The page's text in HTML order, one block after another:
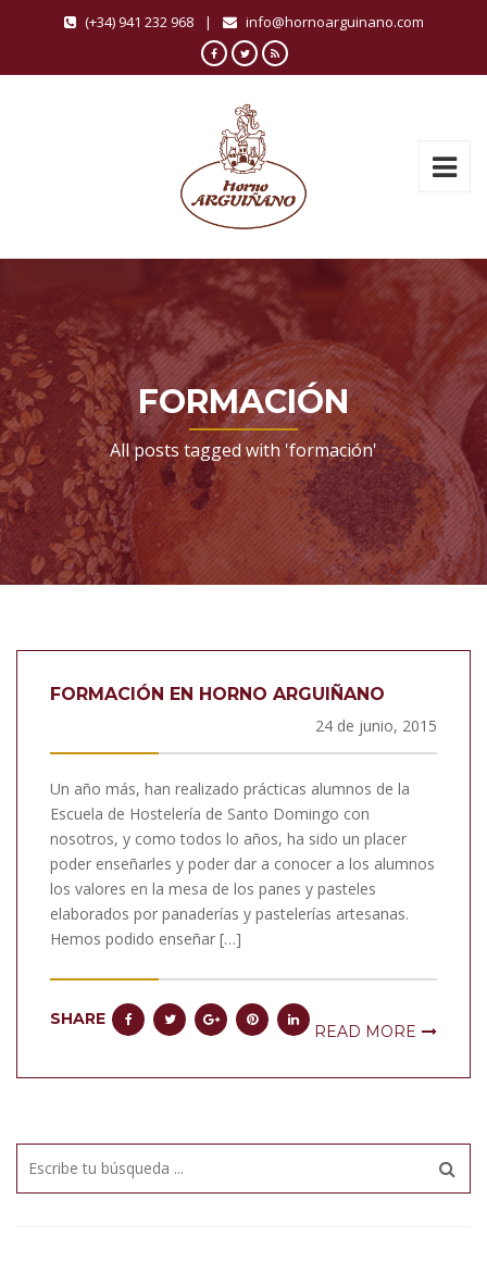
(+34) 941 232 968 | info@hornoarguinano.com
FORMACIÓN
All posts tagged with 'formación'
FORMACIÓN EN HORNO ARGUIÑANO
24 de junio, 2015
Un año más, han realizado prácticas alumnos de la
Escuela de Hostelería de Santo Domingo con
nosotros, y como todos lo años, ha sido un placer
poder enseñarles y poder dar a conocer a los alumnos
los valores en la mesa de los panes y pasteles
elaborados por panaderías y pastelerías artesanas.
Hemos podido enseñar […]
SHARE
READ MORE